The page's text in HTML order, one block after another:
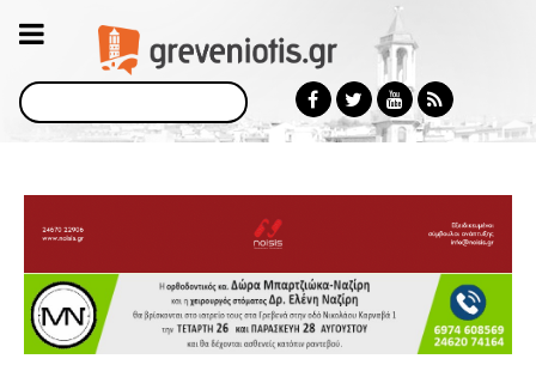
Αναζήτηση